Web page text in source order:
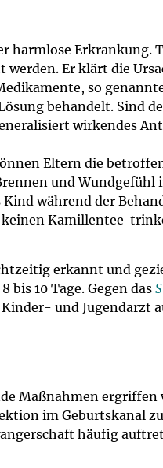
harmlose
werden. Er klärt die
so
behandelt. Sind
wirkendes
Eltern die
und
Kind während der
Kamillentee
erkannt und
bis 10 Tage. Gegen das
und Jugendarzt
Maßnahmen
im Geburtskanal
häufig